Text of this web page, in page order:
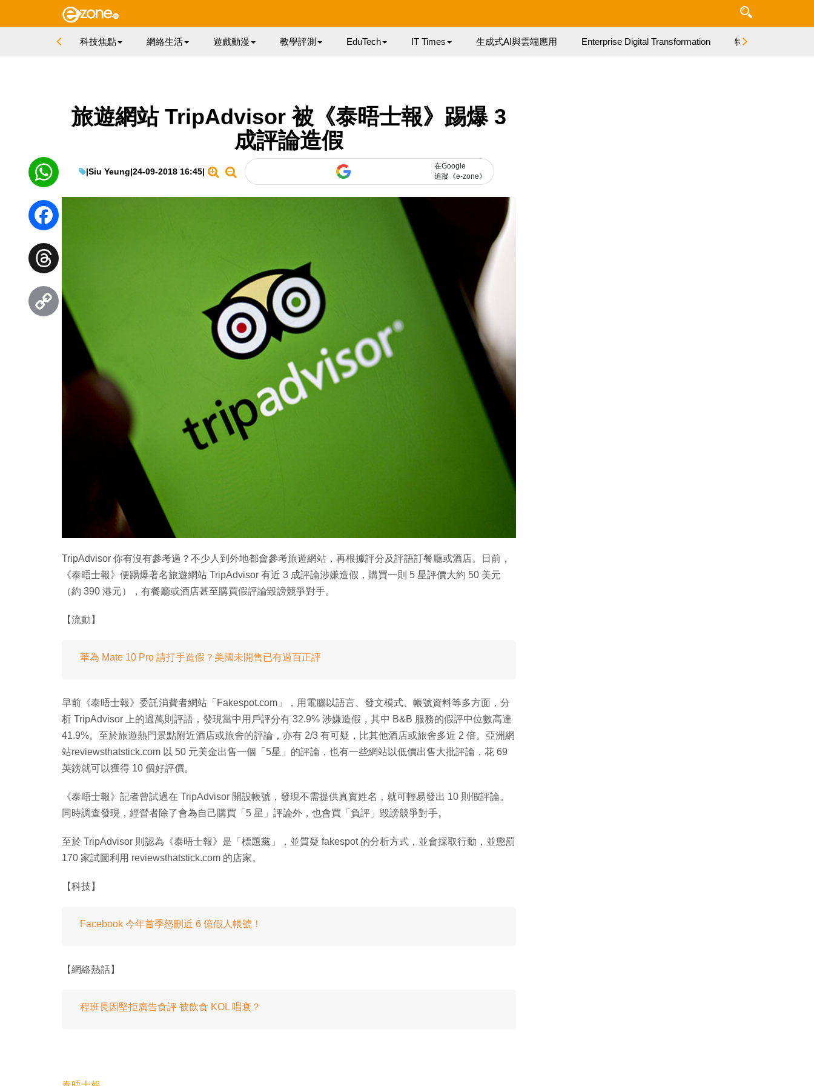
科技焦點 網絡生活 遊戲動漫 教學評測 EduTech IT Times 生成式AI與雲端應用 Enterprise Digital Transformation 特集
旅遊網站 TripAdvisor 被《泰晤士報》踢爆 3
成評論造假
|Siu Yeung|24-09-2018 16:45|
在Google
追蹤《e-zone》
TripAdvisor 你有沒有參考過？不少人到外地都會參考旅遊網站，再根據評分及評語訂餐廳或酒店。日前，
《泰晤士報》便踢爆著名旅遊網站 TripAdvisor 有近 3 成評論涉嫌造假，購買一則 5 星評價大約 50 美元
（約 390 港元），有餐廳或酒店甚至購買假評論毀謗競爭對手。
【流動】
華為 Mate 10 Pro 請打手造假？美國未開售已有過百正評
早前《泰晤士報》委託消費者網站「Fakespot.com」，用電腦以語言、發文模式、帳號資料等多方面，分
析 TripAdvisor 上的過萬則評語，發現當中用戶評分有 32.9% 涉嫌造假，其中 B&B 服務的假評中位數高達
41.9%。至於旅遊熱門景點附近酒店或旅舍的評論，亦有 2/3 有可疑，比其他酒店或旅舍多近 2 倍。亞洲網
站reviewsthatstick.com 以 50 元美金出售一個「5星」的評論，也有一些網站以低價出售大批評論，花 69
英鎊就可以獲得 10 個好評價。
《泰晤士報》記者曾試過在 TripAdvisor 開設帳號，發現不需提供真實姓名，就可輕易發出 10 則假評論。
同時調查發現，經營者除了會為自己購買「5 星」評論外，也會買「負評」毀謗競爭對手。
至於 TripAdvisor 則認為《泰晤士報》是「標題黨」，並質疑 fakespot 的分析方式，並會採取行動，並懲罰
170 家試圖利用 reviewsthatstick.com 的店家。
【科技】
Facebook 今年首季怒刪近 6 億假人帳號！
【網絡熱話】
程班長因堅拒廣告食評 被飲食 KOL 唱衰？
WhatsApp
Facebook
Threads